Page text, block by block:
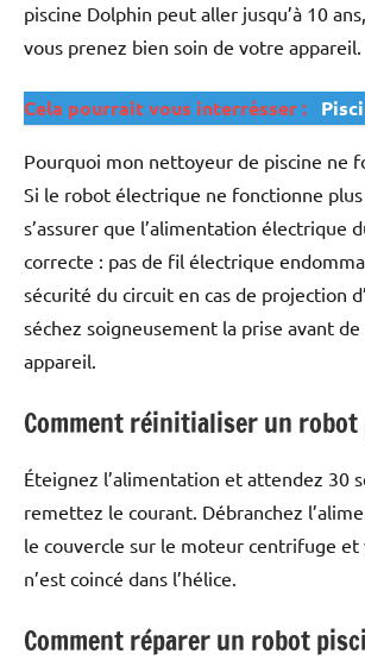
piscine Dolphin peut aller jusqu’à 10
vous prenez bien soin de votre appareil.
Cela pourrait vous interrésser :
Pourquoi mon nettoyeur de piscine ne
Si le robot électrique ne fonctionne
s’assurer que l’alimentation électrique
correcte : pas de fil électrique
sécurité du circuit en cas de projection
séchez soigneusement la prise avant
appareil.
Comment réinitialiser un robot
Éteignez l’alimentation et attendez 30
remettez le courant. Débranchez
le couvercle sur le moteur centrifuge
n’est coincé dans l’hélice.
Comment réparer un robot